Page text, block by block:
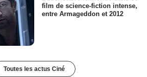
film de science-fiction intense,
entre Armageddon et 2012
Toutes les actus Ciné